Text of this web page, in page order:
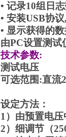
• 记录10组日
• 安装USB协
• 显示获得的
由PC设置测试
技术参数:
测试电压
可选范围:直流
设定方法：
1）由预置电
2）细调节（